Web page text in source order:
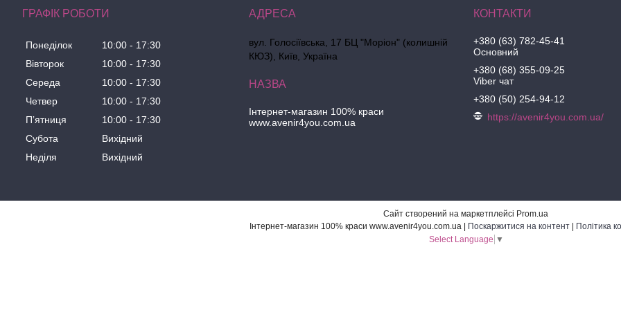
ГРАФІК РОБОТИ
Понеділок 10:00
17:30
Вівторок
10:00
17:30
Середа
10:00
17:30
Четвер
10:00
17:30
Пʼятниця
10:00
17:30
Субота
Вихідний
Неділя
Вихідний
вул. Голосіївська, 17 БЦ "Моріон" (колишній
КЮЗ), Київ, Україна
Інтернет-магазин 100% краси
www.avenir4you.com.ua
+380 (63) 782-45-41
Основний
+380 (68) 355-09-25
Viber чат
+380 (50) 254-94-12
https://avenir4you.com.ua/
Сайт створений на маркетплейсі Prom.ua
Поскаржитися на контент
Політика
Select Language ▼